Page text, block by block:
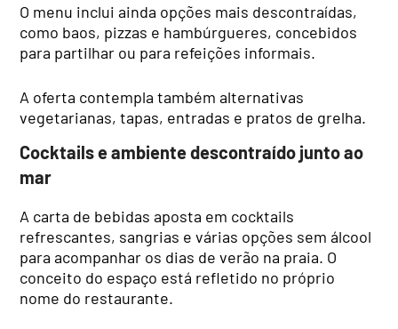
O menu inclui ainda opções mais descontraídas,
como baos, pizzas e hambúrgueres, concebidos
para partilhar ou para refeições informais.
A oferta contempla também alternativas
vegetarianas, tapas, entradas e pratos de grelha.
Cocktails e ambiente descontraído junto ao
mar
A carta de bebidas aposta em cocktails
refrescantes, sangrias e várias opções sem álcool
para acompanhar os dias de verão na praia. O
conceito do espaço está refletido no próprio
nome do restaurante.